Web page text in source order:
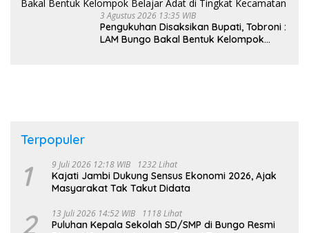
3 Agustus 2026 13:35 WIB
Pengukuhan Disaksikan Bupati, Tobroni :
LAM Bungo Bakal Bentuk Kelompok
Terpopuler
1 9 Juli 2026 12:18 WIB 1232 Lihat
Kajati Jambi Dukung Sensus Ekonomi 2026, Ajak
Masyarakat Tak Takut Didata
2 13 Juli 2026 14:52 WIB 1118 Lihat
Puluhan Kepala Sekolah SD/SMP di Bungo Resmi